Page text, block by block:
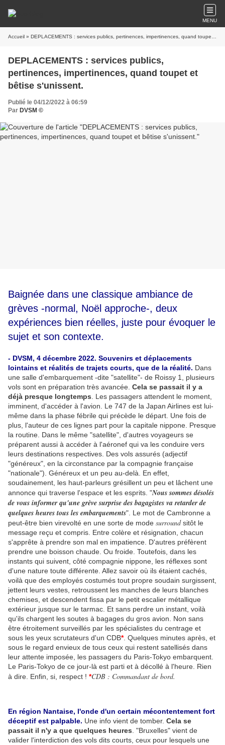
MENU
Accueil » DEPLACEMENTS : services publics, pertinences, impertinences, quand toupet et bêtise s'unissent.
DEPLACEMENTS : services publics,
pertinences, impertinences, quand toupet et
bêtise s'unissent.
Publié le 04/12/2022 à 06:59
Par DVSM ©
Baignée dans une classique ambiance de
grèves -normal, Noël approche-, deux
expériences bien réelles, juste pour évoquer le
sujet et son contexte.
- DVSM, 4 décembre 2022. Souvenirs et déplacements
lointains et réalités de trajets courts, que de la réalité. Dans
une salle d'embarquement -dite "satellite"- de Roissy 1, plusieurs
vols sont en préparation très avancée. Cela se passait il y a
déjà presque longtemps . Les passagers attendent le moment,
imminent, d'accéder à l'avion. Le 747 de la Japan Airlines est lui-
même dans la phase fébrile qui précède le départ. Une fois de
plus, l'auteur de ces lignes part pour la capitale nippone. Presque
la routine. Dans le même "satellite", d'autres voyageurs se
préparent aussi à accéder à l'aéronef qui va les conduire vers
leurs destinations respectives. Des vols assurés (adjectif
"généreux", en la circonstance par la compagnie française
"nationale"). Généreux et un peu au-delà. En effet,
soudainement, les haut-parleurs grésillent un peu et lâchent une
annonce qui traverse l'espace et les esprits. "Nous sommes désolés
de vous informer qu'une grève surprise des bagagistes va retarder de
quelques heures tous les embarquements". Le mot de Cambronne a
peut-être bien virevolté en une sorte de mode surroundsitôt le
message reçu et compris. Entre colère et résignation, chacun
s'apprête à prendre son mal en impatience. D'autres préfèrent
prendre une boisson chaude. Ou froide. Toutefois, dans les
instants qui suivent, côté compagnie nippone, les réflexes sont
d'une nature toute différente. Allez savoir où ils étaient cachés,
voilà que des employés costumés tout propre soudain surgissent,
jettent leurs vestes, retroussent les manches de leurs blanches
chemises, et descendent fissa par le petit escalier métallique
extérieur jusque sur le tarmac. Et sans perdre un instant, voilà
qu'ils chargent les soutes à bagages du gros avion. Non sans
être étroitement surveillés par les spécialistes du centrage et
sous les yeux scrutateurs d'un CDB*. Quelques minutes après, et
sous le regard envieux de tous ceux qui restent satellisés dans
leur attente imposée, les passagers du Paris-Tokyo embarquent.
Le Paris-Tokyo de ce jour-là est parti et à décollé à l'heure. Rien
à dire. Enfin, si, respect ! *CDB : Commandant de bord.
En région Nantaise, l'onde d'un certain mécontentement fort
déceptif est palpable. Une info vient de tomber. Cela se
passait il n'y a que quelques heures . "Bruxelles" vient de
valider l'interdiction des vols dits courts, ceux pour lesquels une